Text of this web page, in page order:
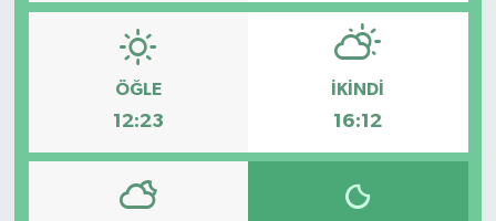
ÖĞLE
12:23
İKINDI
16:12
Sağlık
Siyaset